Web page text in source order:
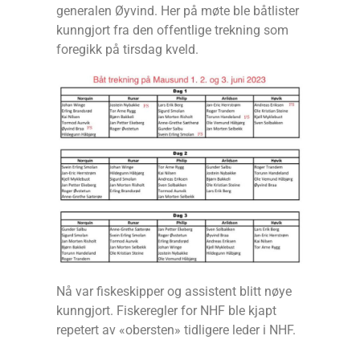
generalen Øyvind. Her på møte ble båtlister
kunngjort fra den offentlige trekning som
foregikk på tirsdag kveld.
Nå var fiskeskipper og assistent blitt nøye
kunngjort. Fiskeregler for NHF ble kjapt
repetert av «obersten» tidligere leder i NHF.